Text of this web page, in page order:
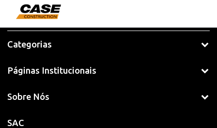
Categorias
Páginas Institucionais
Sobre Nós
SAC